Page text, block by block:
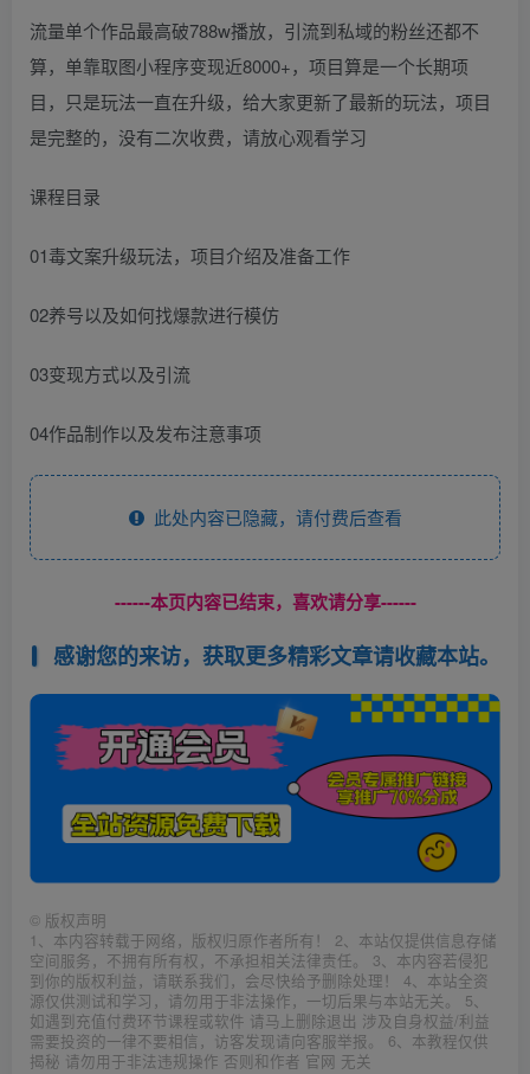
流量单个作品最高破788w播放，引流到私域的粉丝还都不
算，单靠取图小程序变现近8000+，项目算是一个长期项
目，只是玩法一直在升级，给大家更新了最新的玩法，项目
是完整的，没有二次收费，请放心观看学习
课程目录
01毒文案升级玩法，项目介绍及准备工作
02养号以及如何找爆款进行模仿
03变现方式以及引流
04作品制作以及发布注意事项
此处内容已隐藏，请付费后查看
------本页内容已结束，喜欢请分享------
感谢您的来访，获取更多精彩文章请收藏本站。
© 版权声明
1、本内容转载于网络，版权归原作者所有！ 2、本站仅提供信息存储
空间服务，不拥有所有权，不承担相关法律责任。 3、本内容若侵犯
到你的版权利益，请联系我们，会尽快给予删除处理！ 4、本站全资
源仅供测试和学习，请勿用于非法操作，一切后果与本站无关。 5、
如遇到充值付费环节课程或软件 请马上删除退出 涉及自身权益/利益
需要投资的一律不要相信，访客发现请向客服举报。 6、本教程仅供
揭秘 请勿用于非法违规操作 否则和作者 官网 无关